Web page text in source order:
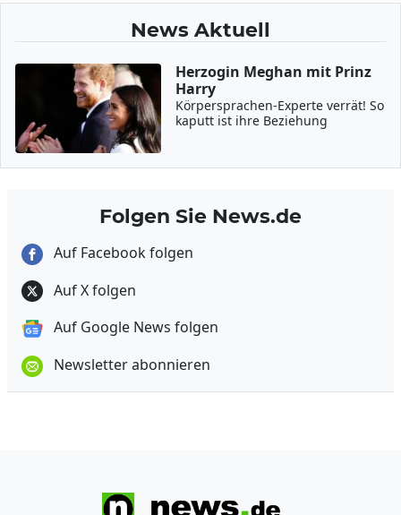
News Aktuell
Herzogin Meghan mit Prinz
Harry
Körpersprachen-Experte verrät! So
kaputt ist ihre Beziehung
Folgen Sie News.de
Auf Facebook folgen
Auf X folgen
Auf Google News folgen
Newsletter abonnieren